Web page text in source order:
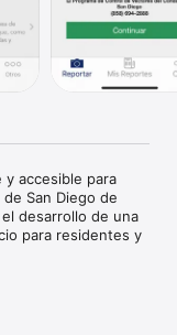
y accesible para
San Diego de
desarrollo de una
para residentes y
de